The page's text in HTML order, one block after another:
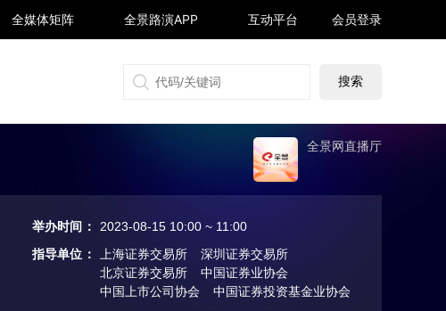
全媒体矩阵
富号 搜狐号 同顺号 雪球号 生活号
全景路演APP 互动平台 会员登录
全景网直播厅
举办时间 ：
2023-08-15 10:00 ~ 11:00
指导单位 ： 上海证券交易所
深圳证券交易所
北京证券交易所
中国证券业协会
中国上市公司协会
中国证券投资基金业协会